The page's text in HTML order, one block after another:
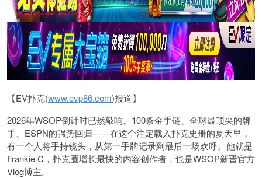
【EV扑克(www.evp86.com)报道】
2026年WSOP倒计时已然敲响。100条金手链、全球最顶尖的牌
手、ESPN的强势回归——在这个注定载入扑克史册的夏天里，
有一个人将手持镜头，从第一手牌记录到最后一场欢呼。他就是
Frankie C，扑克圈增长最快的内容创作者，也是WSOP新晋官方
Vlog博主。